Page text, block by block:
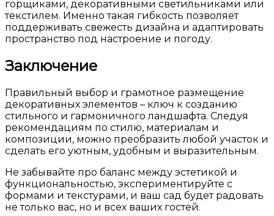
горщиками, декоративными светильниками или
текстилем. Именно такая гибкость позволяет
поддерживать свежесть дизайна и адаптировать
пространство под настроение и погоду.
Заключение
Правильный выбор и грамотное размещение
декоративных элементов – ключ к созданию
стильного и гармоничного ландшафта. Следуя
рекомендациям по стилю, материалам и
композиции, можно преобразить любой участок и
сделать его уютным, удобным и выразительным.
Не забывайте про баланс между эстетикой и
функциональностью, экспериментируйте с
формами и текстурами, и ваш сад будет радовать
не только вас, но и всех ваших гостей.